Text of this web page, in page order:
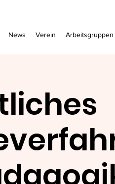
News Verein Arbeitsgruppen